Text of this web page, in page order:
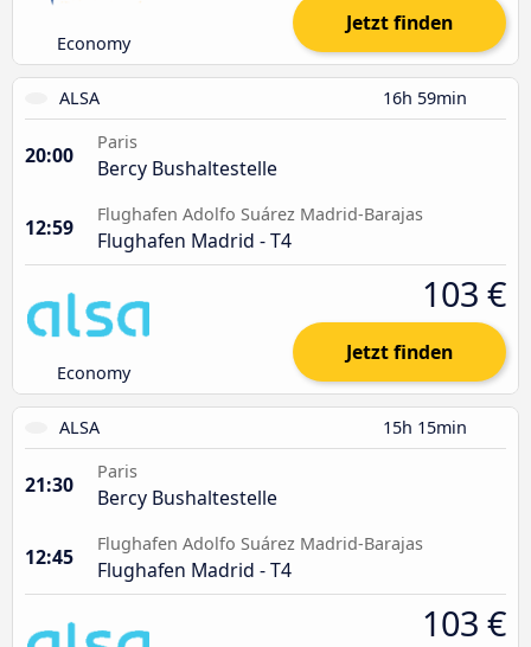
Economy
Jetzt finden
ALSA 16h 59min
20:00
Paris
Bercy Bushaltestelle
12:59
Flughafen Adolfo Suárez Madrid-Barajas
Flughafen Madrid - T4
Economy
103 €
Jetzt finden
ALSA 15h 15min
21:30
Paris
Bercy Bushaltestelle
12:45
Flughafen Adolfo Suárez Madrid-Barajas
Flughafen Madrid - T4
103 €